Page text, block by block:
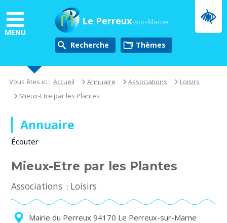
au
contenu
principal
MENU
Le Perreux-sur-Marne
Recherche thèmes
Vous êtes ici : Accueil Annuaire Associations
Loisirs
Mieux-Etre par les Plantes
Annuaire
Écouter
Mieux-Etre par les Plantes
Associations : Loisirs
Mairie du Perreux 94170 Le Perreux-sur-Marne